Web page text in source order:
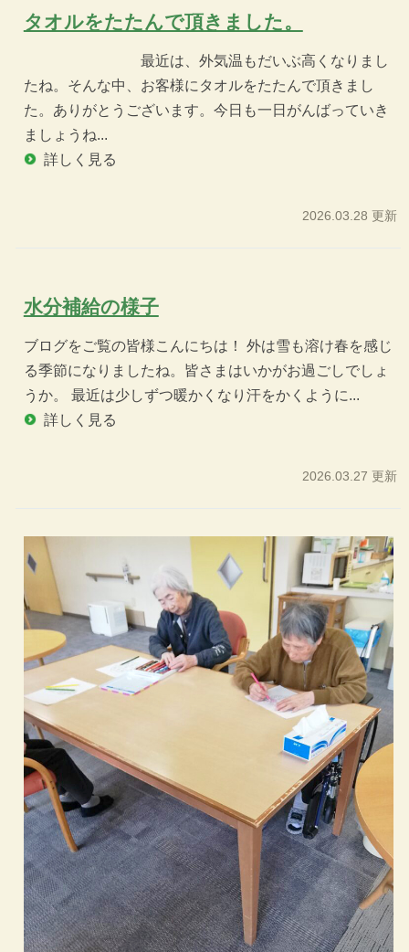
タオルをたたんで頂きました。
最近は、外気温もだいぶ高くなりまし
たね。そんな中、お客様にタオルをたたんで頂きまし
た。ありがとうございます。今日も一日がんばっていき
ましょうね...
詳しく見る
2026.03.28 更新
水分補給の様子
ブログをご覧の皆様こんにちは！ 外は雪も溶け春を感じ
る季節になりましたね。皆さまはいかがお過ごしでしょ
うか。 最近は少しずつ暖かくなり汗をかくように...
詳しく見る
2026.03.27 更新